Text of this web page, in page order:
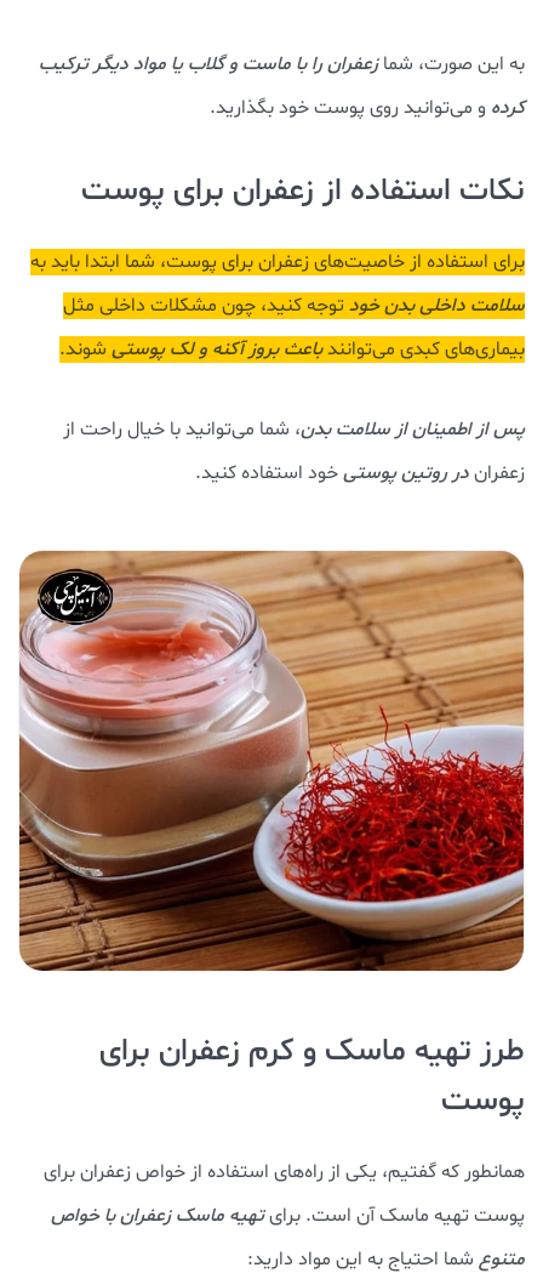
به این صورت، شمازعفران را با ماست و گلاب یا مواد دیگر ترکیب
کرده و می‌توانید روی پوست خود بگذارید.
نکات استفاده از زعفران برای پوست
برای استفاده از خاصیت‌های زعفران برای پوست، شما ابتدا باید به
سلامت داخلی بدن خود توجه کنید، چون مشکلات داخلی مثل
بیماری‌های کبدی می‌توانندباعث بروز آکنه و لک پوستی شوند.
پس از اطمینان از سلامت بدن، شما می‌توانید با خیال راحت از
زعفراندر روتین پوستیخود استفاده کنید.
طرز تهیه ماسک و کرم زعفران برای
پوست
همانطور که گفتیم، یکی از راه‌های استفاده از خواص زعفران برای
پوست تهیه ماسک آن است. برایتهیه ماسک زعفران با خواص
متنوع شما احتیاج به این مواد دارید: